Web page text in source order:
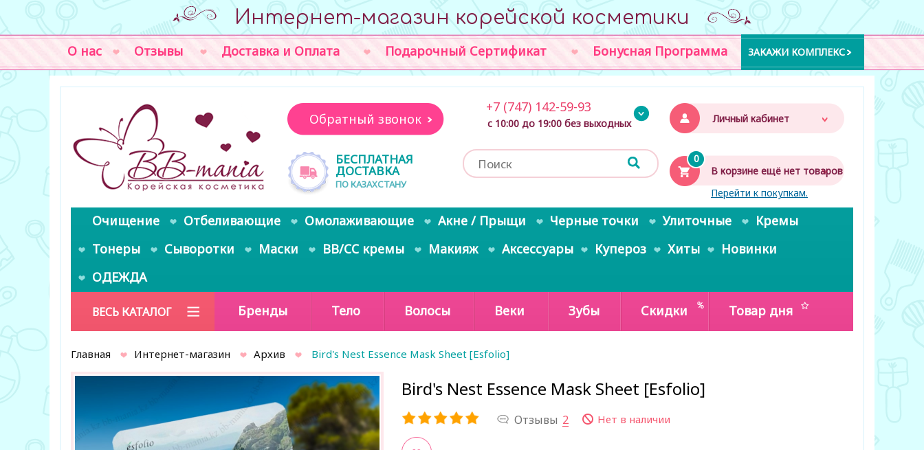
Интернет-магазин корейской косметики
О нас Отзывы Доставка и Оплата Подарочный Сертификат Бонусная Программа ЗАКАЖИ КОМПЛЕКС
Личный кабинет
0
В корзине ещё нет товаров
Перейти к покупкам.
Обратный звонок
БЕСПЛАТНАЯ
ДОСТАВКА
ПО КАЗАХСТАНУ
+7 (747) 142-59-93
с 10:00 до 19:00 без выходных
Очищение Отбеливающие Омолаживающие Акне / Прыщи Черные точки Улиточные
Кремы
Тонеры
Сыворотки Маски BB/CC кремы Макияж Аксессуары Купероз Хиты
Новинки
ОДЕЖДА
ВЕСЬ КАТАЛОГ Бренды Тело Волосы Веки Зубы Скидки Товар дня
Главная Интернет-магазин Архив Bird's Nest Essence Mask Sheet [Esfolio]
Bird's Nest Essence Mask Sheet [Esfolio]
Отзывы 2 Нет в наличии